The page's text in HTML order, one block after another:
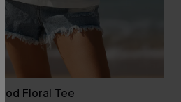
Floral Tee